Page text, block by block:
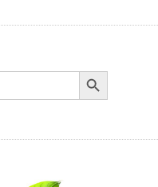
Search Button